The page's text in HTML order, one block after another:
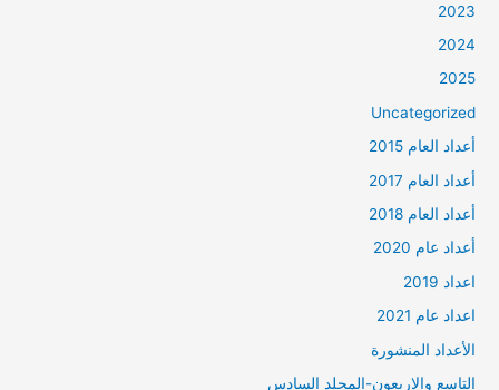
2023
2024
2025
Uncategorized
أعداد العام 2015
أعداد العام 2017
أعداد العام 2018
أعداد عام 2020
اعداد 2019
اعداد عام 2021
الأعداد المنشورة
التاسع والاربعون-المجلد السادس